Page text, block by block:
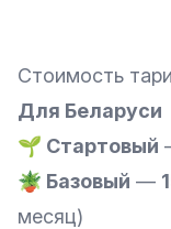
Стоимость
Для Беларуси
🌱 Стартовый
🪴 Базовый —
месяц)